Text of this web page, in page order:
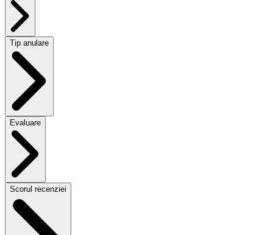
Tip anulare
Evaluare
Scorul recenziei